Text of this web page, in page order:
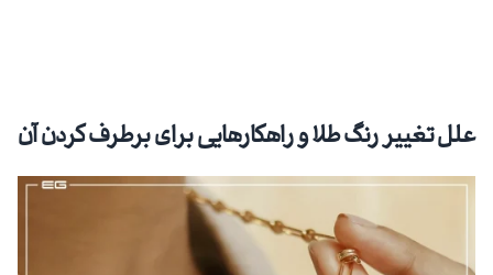
علل تغییر رنگ طلا و راهکارهایی برای برطرف کردن آن